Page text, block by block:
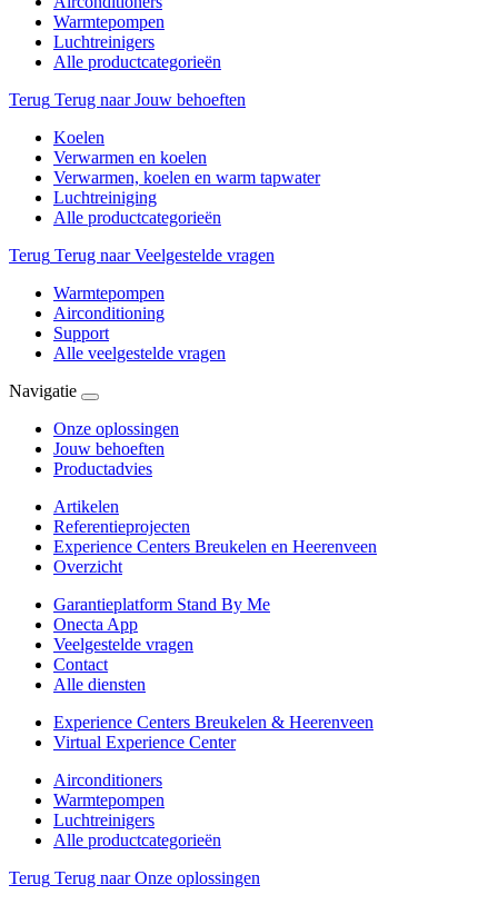
Warmtepompen
Luchtreinigers
Alle productcategorieën
Terug Terug naar Jouw behoeften
Koelen
Verwarmen en koelen
Verwarmen, koelen en warm tapwater
Luchtreiniging
Alle productcategorieën
Terug Terug naar Veelgestelde vragen
Warmtepompen
Airconditioning
Support
Alle veelgestelde vragen
Navigatie
Onze oplossingen
Jouw behoeften
Productadvies
Artikelen
Referentieprojecten
Experience Centers Breukelen en Heerenveen
Overzicht
Garantieplatform Stand By Me
Onecta App
Veelgestelde vragen
Contact
Alle diensten
Experience Centers Breukelen & Heerenveen
Virtual Experience Center
Airconditioners
Warmtepompen
Luchtreinigers
Alle productcategorieën
Terug Terug naar Onze oplossingen